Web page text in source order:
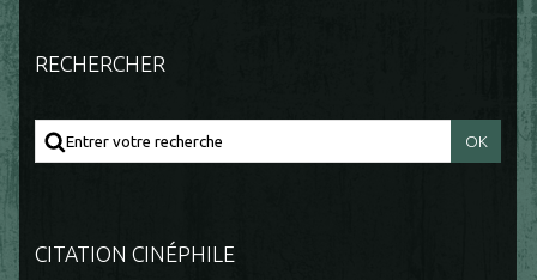
RECHERCHER
CITATION CINÉPHILE